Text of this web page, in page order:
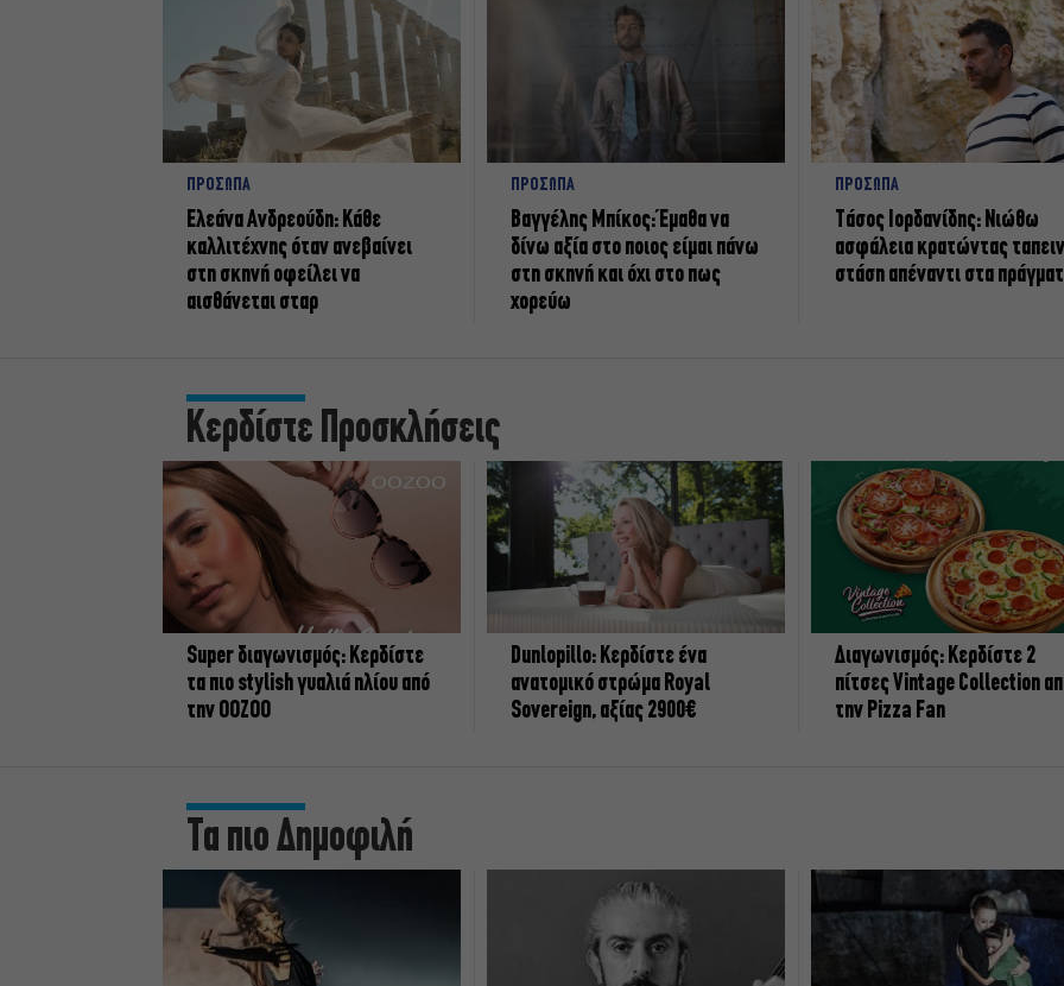
ΠΡΟΣΩΠΑ
Ελεάνα Ανδρεούδη: Κάθε
καλλιτέχνης όταν ανεβαίνει
στη σκηνή οφείλει να
αισθάνεται σταρ
ΠΡΟΣΩΠΑ
Βαγγέλης Μπίκος: Έμαθα να
δίνω αξία στο ποιος είμαι πάνω
στη σκηνή και όχι στο πως
χορεύω
ΠΡΟΣΩΠΑ
Tάσος Ιορδανίδης: Νιώθω
ασφάλεια κρατώντας
στάση απέναντι στα
Κερδίστε Προσκλήσεις
Super διαγωνισμός: Κερδίστε
τα πιο stylish γυαλιά ηλίου από
την OOZOO
Dunlopillo: Κερδίστε ένα
ανατομικό στρώμα Royal
Sovereign, αξίας 2900€
Διαγωνισμός: Κερδίστε 2
πίτσες Vintage Collection
την Pizza Fan
Τα πιο Δημοφιλή